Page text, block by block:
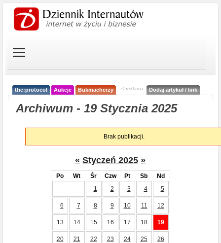
the:protocol Aukcje Bukmacherzy < reklama Dodaj artykuł / link
Archiwum - 19 Stycznia 2025
Brak publikacji.
« Styczeń 2025 »
Po Wt Śr Czw Pt Sb
Nd
1
2 3 4 5
6 7 8 9 10 11 12
13 14 15 16 17 18 19
20 21 22 23 24 25 26